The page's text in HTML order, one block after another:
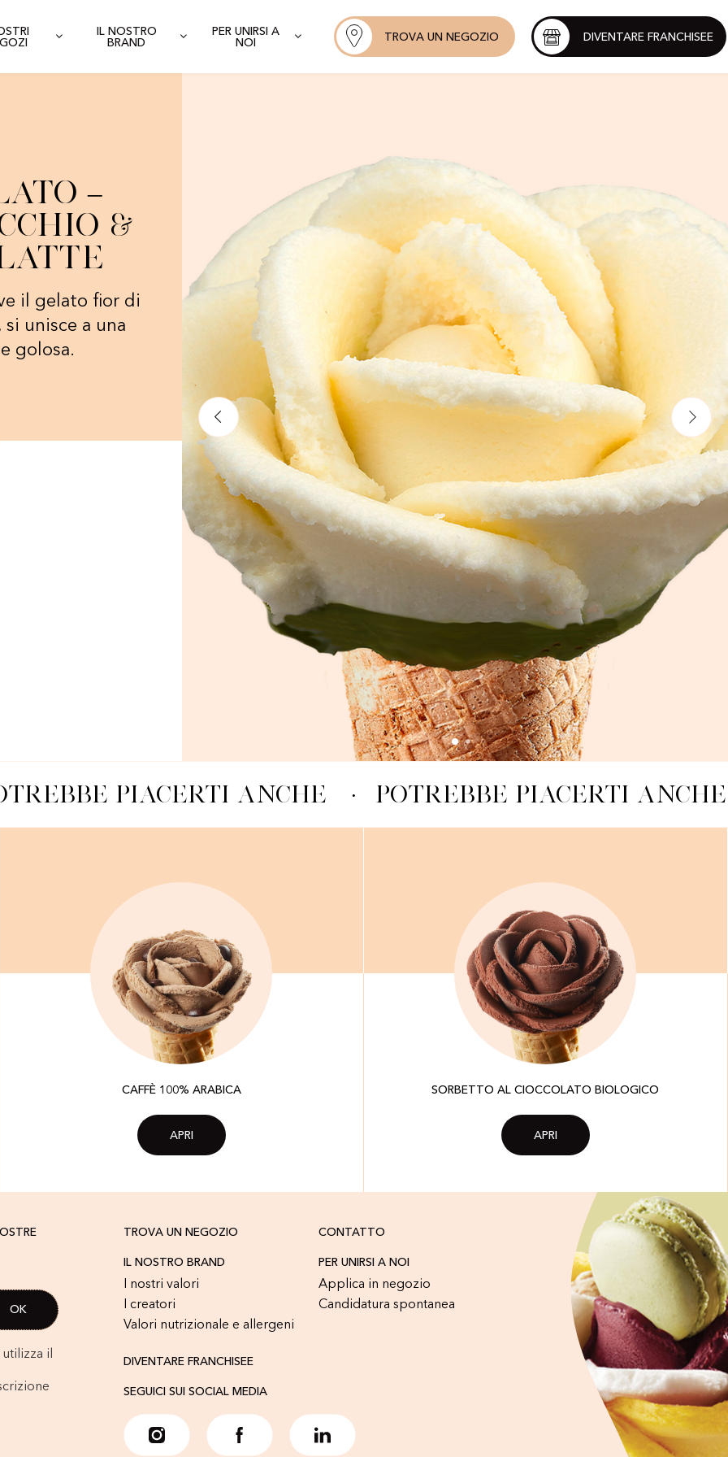
IL NOSTRO
BRAND
PER UNIRSI A
NOI
TROVA UN NEGOZIO DIVENTARE FRANCHISEE
–
&
il gelato fior di
unisce a una
golosa.
PIACERTI ANCHE POTREBBE PIACERTI ANCHE
CAFFÈ 100% ARABICA
APRI
SORBETTO AL CIOCCOLATO BIOLOGICO
APRI
il
TROVA UN NEGOZIO CONTATTO
IL NOSTRO BRAND
I nostri valori
I creatori
Valori nutrizionale e allergeni
PER UNIRSI A NOI
Applica in negozio
Candidatura spontanea
DIVENTARE FRANCHISEE
SEGUICI SUI SOCIAL MEDIA